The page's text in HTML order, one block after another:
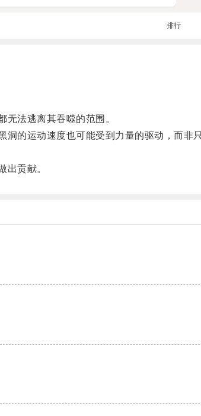
排行
法逃离其吞噬的范围。
的运动速度也可能受到力量的驱动，而非只
贡献。